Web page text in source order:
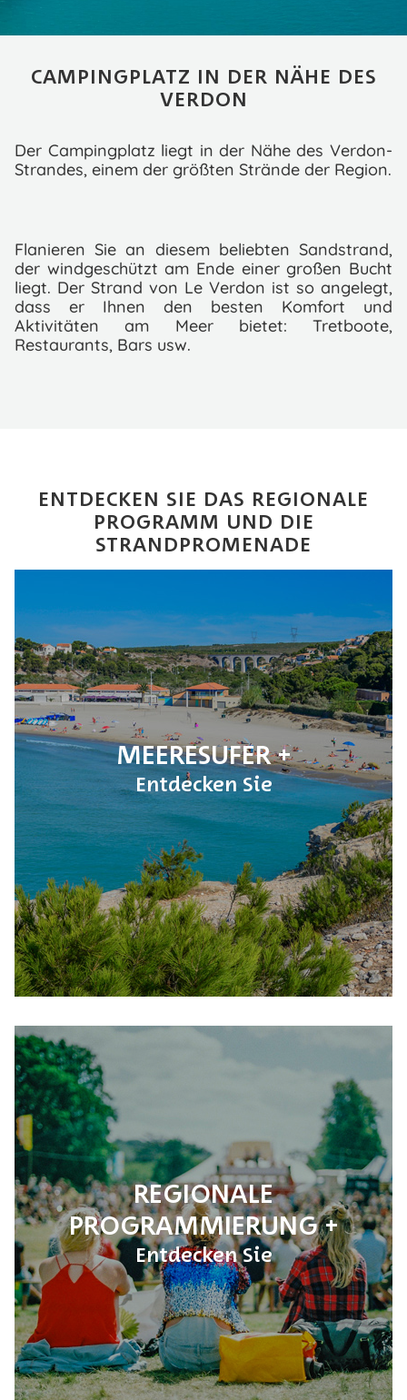
CAMPINGPLATZ IN DER NÄHE DES
VERDON
Der Campingplatz liegt in der Nähe des Verdon-
Strandes, einem der größten Strände der Region.
Flanieren Sie an diesem beliebten Sandstrand,
der windgeschützt am Ende einer großen Bucht
liegt. Der Strand von Le Verdon ist so angelegt,
dass er Ihnen den besten Komfort und
Aktivitäten am Meer bietet: Tretboote,
Restaurants, Bars usw.
ENTDECKEN SIE DAS REGIONALE
PROGRAMM UND DIE
STRANDPROMENADE
MEERESUFER
Entdecken Sie
REGIONALE
PROGRAMMIERUNG
Entdecken Sie